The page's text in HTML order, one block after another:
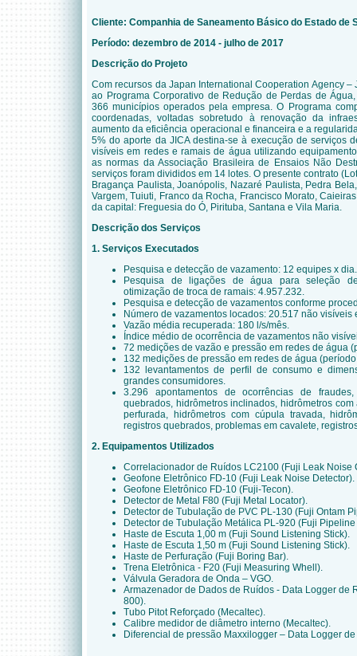
Cliente: Companhia de Saneamento Básico do Estado de
Período: dezembro de 2014 - julho de 2017
Descrição do Projeto
Com recursos da Japan International Cooperation Agency
ao Programa Corporativo de Redução de Perdas de
366 municípios operados pela empresa. O Programa
coordenadas, voltadas sobretudo à renovação da
aumento da eficiência operacional e financeira e a
5% do aporte da JICA destina-se à execução de serviços
visíveisem redes e ramais de água utilizando
as normas da Associação Brasileira de Ensaios Não
serviços foram divididos em 14 lotes. O presente contrato
Bragança Paulista, Joanópolis, Nazaré Paulista, Pedra
Vargem, Tuiuti, Franco da Rocha, Francisco Morato,
da capital: Freguesia do Ó, Pirituba, Santana e Vila Maria.
Descrição dos Serviços
1. Serviços Executados
Pesquisa e detecção de vazamento: 12 equipes x dia.
Pesquisa de ligações de água para seleção
otimização de troca de ramais: 4.957.232.
Pesquisa e detecção de vazamentos conforme
Número de vazamentos locados: 20.517 não visíveis
Vazão média recuperada: 180 l/s/mês.
Índice médio de ocorrência de vazamentos não
72 medições de vazão e pressão em redes de água
132 medições de pressão em redes de água
132 levantamentos de perfil de consumo e
grandes consumidores.
3.296 apontamentos de ocorrências de
quebrados, hidrômetros inclinados, hidrômetros
perfurada, hidrômetros com cúpula travada,
registros quebrados, problemas em cavalete,
2. Equipamentos Utilizados
Correlacionador de Ruídos LC2100 (Fuji Leak Noise
Geofone Eletrônico FD-10 (Fuji Leak Noise Detector).
Geofone Eletrônico FD-10 (Fuji-Tecon).
Detector de Metal F80 (Fuji Metal Locator).
Detector de Tubulação de PVC PL-130 (Fuji Ontam
Detector de Tubulação Metálica PL-920 (Fuji
Haste de Escuta 1,00 m (Fuji Sound Listening Stick).
Haste de Escuta 1,50 m (Fuji Sound Listening Stick).
Haste de Perfuração (Fuji Boring Bar).
Trena Eletrônica - F20 (Fuji Measuring Whell).
Válvula Geradora de Onda – VGO.
Armazenador de Dados de Ruídos - Data Logger de
800).
Tubo Pitot Reforçado (Mecaltec).
Calibre medidor de diâmetro interno (Mecaltec).
Diferencial de pressão Maxxilogger – Data Logger